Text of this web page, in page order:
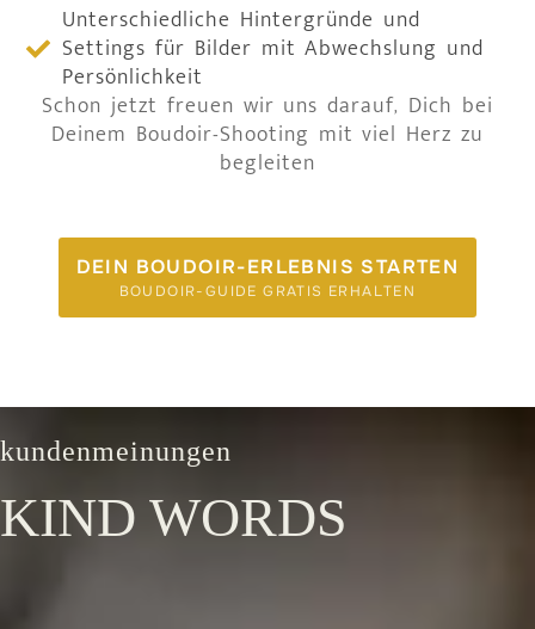
Unterschiedliche Hintergründe und
Settings für Bilder mit Abwechslung und
Persönlichkeit
Schon jetzt freuen wir uns darauf, Dich bei
Deinem Boudoir-Shooting mit viel Herz zu
begleiten
DEIN BOUDOIR-ERLEBNIS STARTEN
BOUDOIR-GUIDE GRATIS ERHALTEN
kundenmeinungen
KIND WORDS